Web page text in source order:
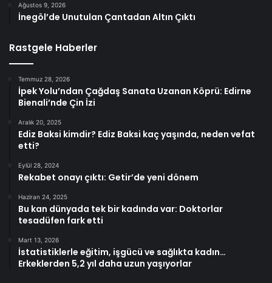
Ağustos 9, 2026
İnegöl’de Unutulan Çantadan Altın Çıktı
Rastgele Haberler
Temmuz 28, 2026
İpek Yolu’ndan Çağdaş Sanata Uzanan Köprü: Edirne
Bienali’nde Çin İzi
Aralık 20, 2025
Ediz Baksi kimdir? Ediz Baksi kaç yaşında, neden vefat
etti?
Eylül 28, 2024
Rekabet onayı çıktı: Getir’de yeni dönem
Haziran 24, 2025
Bu kan dünyada tek bir kadında var: Doktorlar
tesadüfen fark etti
Mart 13, 2026
İstatistiklerle eğitim, işgücü ve sağlıkta kadın…
Erkeklerden 5,2 yıl daha uzun yaşıyorlar